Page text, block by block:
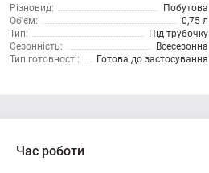
Різновид:
Побутова
Об'єм:
0,75 л
Тип:
Під трубочку
Сезонність:
Всесезонна
Тип готовності:
Готова до застосування
Час роботи